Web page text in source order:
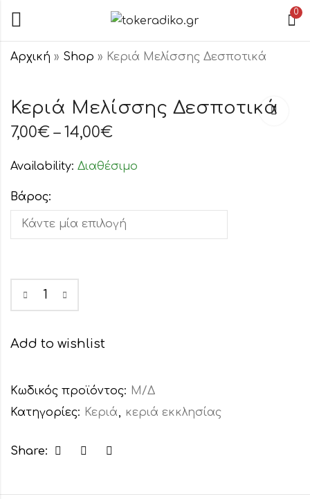
0
Αρχική » Shop » Κεριά Μελίσσης Δεσποτικά
Μελίσσης Νο25
Παραφίνης-
Κεριά Μελίσσης Δεσποτικά
7,00€ – 14,00€
Availability: Διαθέσιμο
Βάρος:
Add to wishlist
Κωδικός προϊόντος: Μ/Δ
Κατηγορίες: Κεριά, κεριά εκκλησίας
Share: